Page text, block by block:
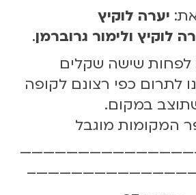
יערה לוקיץ
לוקיץ ולימור גרוברמן.
לפחות שישה שקלים
לתרום כפי רצונם לקופה
במקום.
המקומות מוגבל